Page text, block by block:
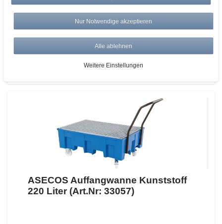
Artikelnummer:
ASECOS
639,00 €
Versandkosten
ZUM WARENKORB
ASECOS Auffangwanne Kunststoff
220 Liter (Art.Nr: 33057)
Nur Notwendige akzeptieren
Alle ablehnen
Weitere Einstellungen